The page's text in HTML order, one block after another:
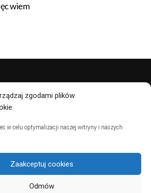
zgodami plików
w celu optymalizacji naszej witryny i naszych
Zaakceptuj cookies
Odmów
wiem
© 2021mors.store